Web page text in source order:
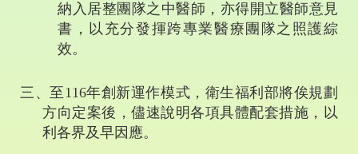
納入居整團隊之中醫師，亦得開立醫師意見
書，以充分發揮跨專業醫療團隊之照護綜
效。
三、至116年創新運作模式，衛生福利部將俟規劃
方向定案後，儘速說明各項具體配套措施，以
利各界及早因應。